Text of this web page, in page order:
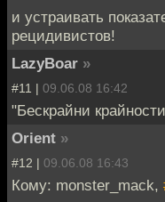
и устраивать
рецидивистов!
LazyBoar »
#11 | 09.06.08 16:42
"Бескрайни
Orient »
#12 | 09.06.08 16:43
Кому: monster_mack,